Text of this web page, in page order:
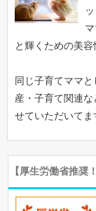
と輝くための美
同じ子育てママ
産・子育て関連
せていただいてま
【厚生労働省推奨